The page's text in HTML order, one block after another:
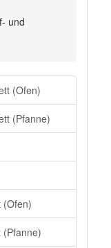
und
(Ofen)
(Pfanne)
(Ofen)